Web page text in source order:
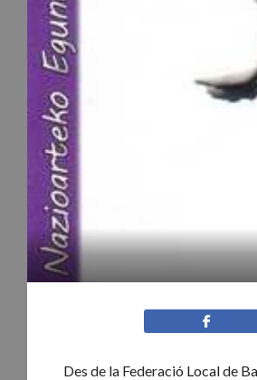
Des de la Federació Local de